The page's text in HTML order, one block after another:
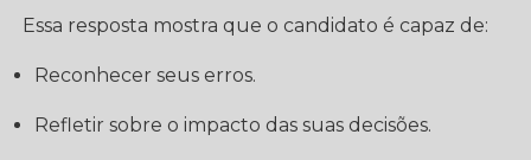
Essa resposta mostra que o candidato é capaz de:
Reconhecer seus erros.
Refletir sobre o impacto das suas decisões.